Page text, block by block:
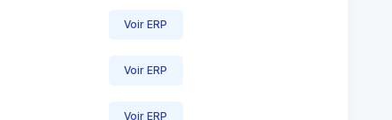
Voir ERP
Voir ERP
Voir ERP